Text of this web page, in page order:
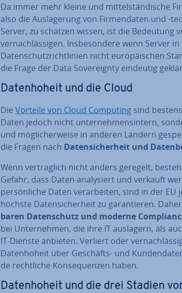
Da immer mehr kleine und mit­tel­stän­di­sche
also die Aus­la­ge­rung von Fir­men­da­ten und -
Server, zu schätzen wissen, ist die Bedeutung
ver­nach­läs­si­gen. Ins­be­son­de­re wenn Server
Da­ten­schutz­richt­li­ni­en nicht eu­ro­päi­schen
die Frage der Data So­ve­reig­n­ty eindeutig
Da­ten­ho­heit und die Cloud
Die Vorteile von Cloud Computing sind
Daten jedoch nicht un­ter­neh­mens­in­tern,
und mög­li­cher­wei­se in anderen Ländern
die Fragen nach Da­ten­si­cher­heit und
Wenn ver­trag­lich nicht anders geregelt,
Gefahr, dass Daten ana­ly­siert und verkauft
per­sön­li­che Daten ver­ar­bei­ten, sind in der EU
höchste Da­ten­si­cher­heit zu ga­ran­tie­ren.
ba­ren Da­ten­schutz und moderne
bei Un­ter­neh­men, die ihre IT auslagern, als
IT-Dienste anbieten. Verliert oder
Da­ten­ho­heit über Geschäfts- und
de recht­li­che Kon­se­quen­zen haben.
Da­ten­ho­heit und die drei Stadien